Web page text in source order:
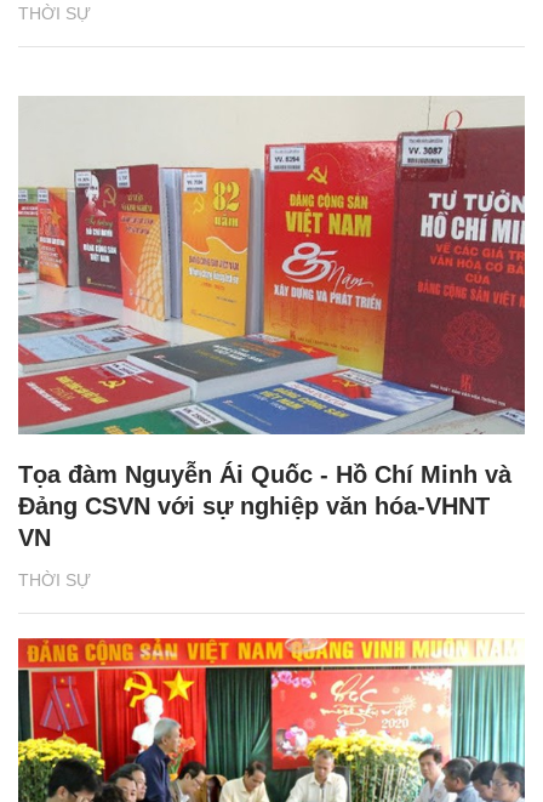
THỜI SỰ
THỜI SỰ
Tọa đàm Nguyễn Ái Quốc - Hồ Chí Minh và
Đảng CSVN với sự nghiệp văn hóa-VHNT
VN